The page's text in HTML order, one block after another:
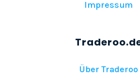
Impressum
Über Traderoo